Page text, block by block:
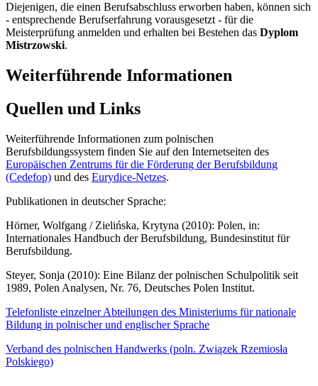
Diejenigen, die einen Berufsabschluss erworben haben, können sich
- entsprechende Berufserfahrung vorausgesetzt - für die
Meisterprüfung anmelden und erhalten bei Bestehen das Dyplom
Mistrzowski.
Weiterführende Informationen
Quellen und Links
Weiterführende Informationen zum polnischen
Berufsbildungssystem finden Sie auf den Internetseiten des
Europäischen Zentrums für die Förderung der Berufsbildung
(Cedefop) und des Eurydice-Netzes.
Publikationen in deutscher Sprache:
Hörner, Wolfgang / Zielińska, Krytyna (2010): Polen, in:
Internationales Handbuch der Berufsbildung, Bundesinstitut für
Berufsbildung.
Steyer, Sonja (2010): Eine Bilanz der polnischen Schulpolitik seit
1989, Polen Analysen, Nr. 76, Deutsches Polen Institut.
Telefonliste einzelner Abteilungen des Ministeriums für nationale
Bildung in polnischer und englischer Sprache
Verband des polnischen Handwerks (poln. Związek Rzemiosła
Polskiego)